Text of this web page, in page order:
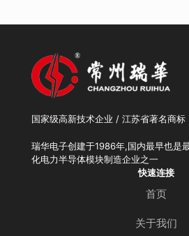
国家级高新技术企业 / 江苏省著名商标
瑞华电子创建于1986年,国内最早也是
化电力半导体模块制造企业之一
快速连接
首页
关于我们